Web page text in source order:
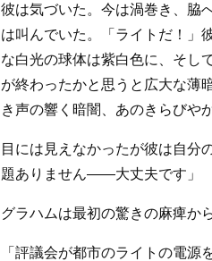
彼は気づいた。今は渦巻き、脇
は叫んでいた。「ライトだ！」
な白光の球体は紫白色に、そし
が終わったかと思うと広大な薄
き声の響く暗闇、あのきらびや
目には見えなかったが彼は自分
題ありません――大丈夫です」
グラハムは最初の驚きの麻痺か
「評議会が都市のライトの電